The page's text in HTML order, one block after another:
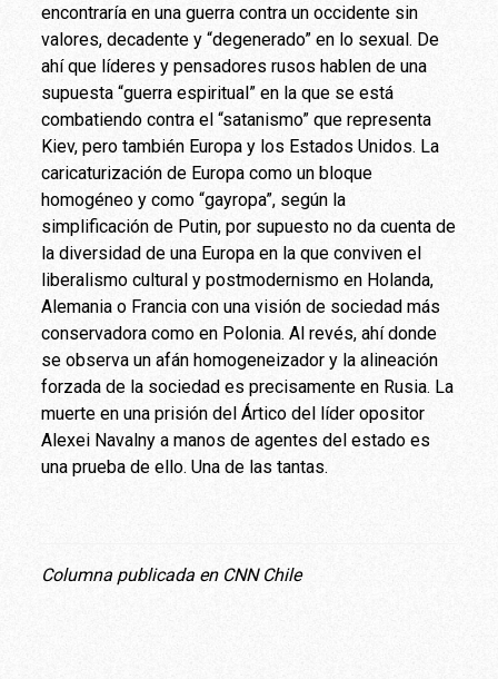
encontraría en una guerra contra un occidente sin
valores, decadente y “degenerado” en lo sexual. De
ahí que líderes y pensadores rusos hablen de una
supuesta “guerra espiritual” en la que se está
combatiendo contra el “satanismo” que representa
Kiev, pero también Europa y los Estados Unidos. La
caricaturización de Europa como un bloque
homogéneo y como “gayropa”, según la
simplificación de Putin, por supuesto no da cuenta de
la diversidad de una Europa en la que conviven el
liberalismo cultural y postmodernismo en Holanda,
Alemania o Francia con una visión de sociedad más
conservadora como en Polonia. Al revés, ahí donde
se observa un afán homogeneizador y la alineación
forzada de la sociedad es precisamente en Rusia. La
muerte en una prisión del Ártico del líder opositor
Alexei Navalny a manos de agentes del estado es
una prueba de ello. Una de las tantas.
Columna publicada en CNN Chile